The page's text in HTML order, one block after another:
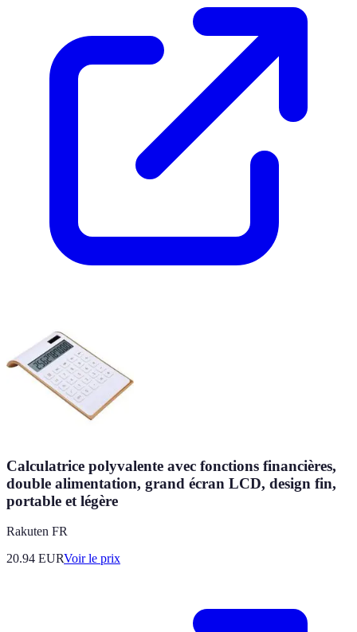
Calculatrice polyvalente avec fonctions financières,
double alimentation, grand écran LCD, design fin,
portable et légère
Rakuten FR
20.94 EURVoir le prix